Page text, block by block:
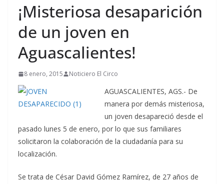
¡Misteriosa desaparición
de un joven en
Aguascalientes!
8 enero, 2015 Noticiero El Circo
AGUASCALIENTES, AGS.- De
manera por demás misteriosa,
un joven desapareció desde el
pasado lunes 5 de enero, por lo que sus familiares
solicitaron la colaboración de la ciudadanía para su
localización.
Se trata de César David Gómez Ramírez, de 27 años de